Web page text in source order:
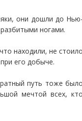
они дошли до
ногами.
находили, не
его добыче.
путь тоже
мечтой всех,